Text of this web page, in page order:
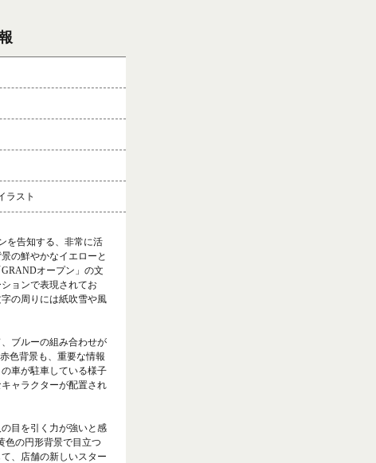
ラスト
を告知する、非常に活
の鮮やかなイエローと
オープン」の文
ョンで表現されてお
の周りには紙吹雪や風
ブルーの組み合わせが
色背景も、重要な情報
車が駐車している様子
ャラクターが配置され
目を引く力が強いと感
色の円形背景で目立つ
、店舗の新しいスター